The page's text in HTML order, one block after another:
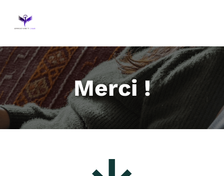
Merci !